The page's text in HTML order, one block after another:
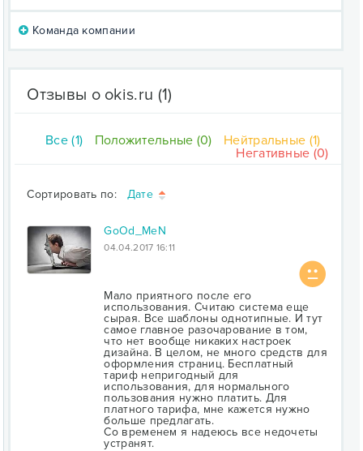
Команда компании
Отзывы о okis.ru (1)
Все (1) Положительные (0)
Нейтральные (1)
Негативные (0)
Сортировать по: Дате
GoOd_MeN
04.04.2017 16:11
Мало приятного после его
использования. Считаю система еще
сырая. Все шаблоны однотипные. И тут
самое главное разочарование в том,
что нет вообще никаких настроек
дизайна. В целом, не много средств для
оформления страниц. Бесплатный
тариф непригодный для
использования, для нормального
пользования нужно платить. Для
платного тарифа, мне кажется нужно
больше предлагать.
Со временем я надеюсь все недочеты
устранят.